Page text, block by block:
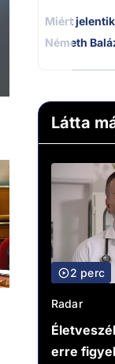
Miért
Németh
Látta
2 perc
Radar
erre